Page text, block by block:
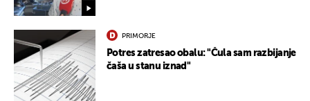
PRIMORJE
Potres zatresao obalu: "Čula sam razbijanje
čaša u stanu iznad"